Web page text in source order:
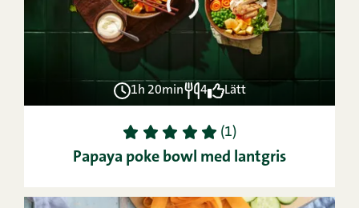
1h 20min 4 Lätt
1 2 3 4 5 (1)
Papaya poke bowl med lantgris